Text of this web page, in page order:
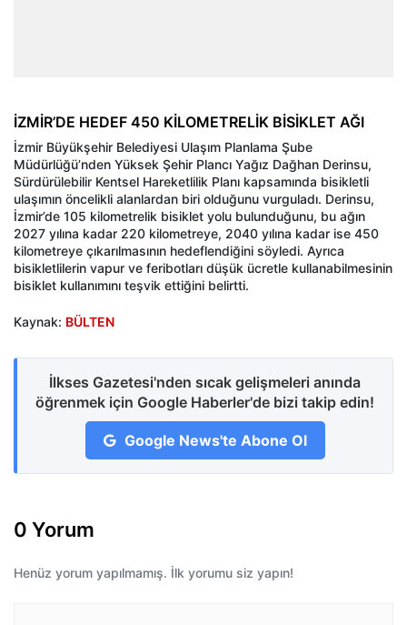
İZMİR’DE HEDEF 450 KİLOMETRELİK BİSİKLET AĞI
İzmir Büyükşehir Belediyesi Ulaşım Planlama Şube
Müdürlüğü’nden Yüksek Şehir Plancı Yağız Dağhan Derinsu,
Sürdürülebilir Kentsel Hareketlilik Planı kapsamında bisikletli
ulaşımın öncelikli alanlardan biri olduğunu vurguladı. Derinsu,
İzmir’de 105 kilometrelik bisiklet yolu bulunduğunu, bu ağın
2027 yılına kadar 220 kilometreye, 2040 yılına kadar ise 450
kilometreye çıkarılmasının hedeflendiğini söyledi. Ayrıca
bisikletlilerin vapur ve feribotları düşük ücretle kullanabilmesinin
bisiklet kullanımını teşvik ettiğini belirtti.
Kaynak: BÜLTEN
İlkses Gazetesi'nden sıcak gelişmeleri anında
öğrenmek için Google Haberler'de bizi takip edin!
Google News'te Abone Ol
0 Yorum
Henüz yorum yapılmamış. İlk yorumu siz yapın!